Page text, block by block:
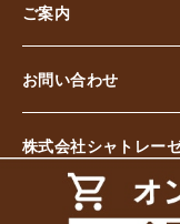
ご案内
お問い合わせ
株式会社シャトレー
©